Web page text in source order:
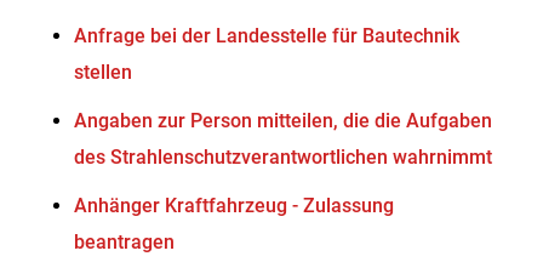
Anfrage bei der Landesstelle für Bautechnik
stellen
Angaben zur Person mitteilen, die die Aufgaben
des Strahlenschutzverantwortlichen wahrnimmt
Anhänger Kraftfahrzeug - Zulassung
beantragen